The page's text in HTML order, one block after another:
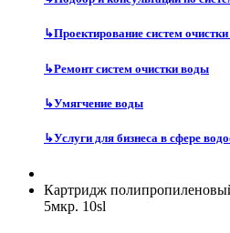
↳Проектирование систем
↳Ремонт систем очистки воды
↳Умягчение воды
↳Услуги для бизнеса в сфере
Картридж
5мкр. 10sl